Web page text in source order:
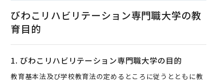
びわこリハビリテーション専門職大学の教
育目的
1. びわこリハビリテーション専門職大学の目的
教育基本法及び学校教育法の定めるところに従うとともに教